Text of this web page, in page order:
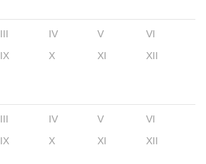
III IV V
VI
IX X XI XII
III IV V
VI
IX X XI XII